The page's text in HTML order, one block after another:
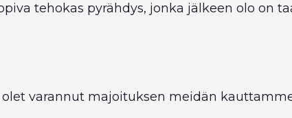
tehokas pyrähdys, jonka jälkeen olo on
olet varannut majoituksen meidän